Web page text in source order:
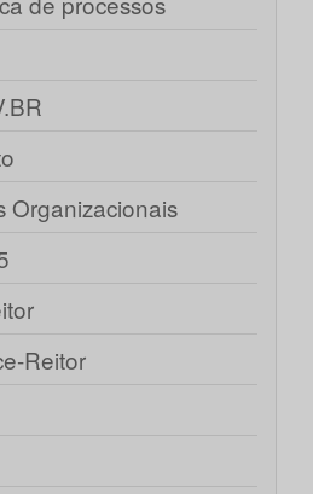
Organizacionais
Reitor